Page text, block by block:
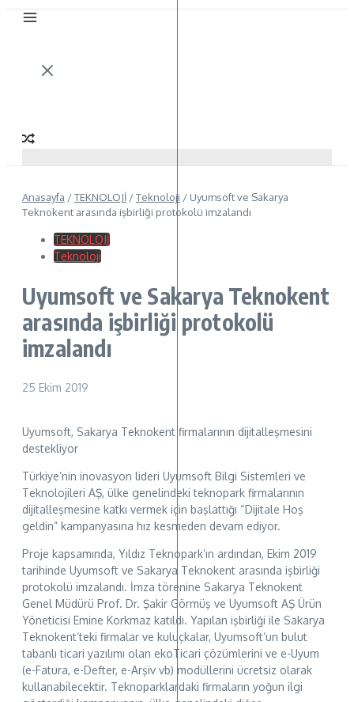
Anasayfa /TEKNOLOJİ /Teknoloji / Uyumsoft ve Sakarya
Teknokent arasında işbirliği protokolü imzalandı
TEKNOLOJİ
Teknoloji
Uyumsoft ve Sakarya Teknokent
arasında işbirliği protokolü
imzalandı
25 Ekim 2019
Uyumsoft, Sakarya Teknokent firmalarının dijitalleşmesini
destekliyor
Türkiye’nin inovasyon lideri Uyumsoft Bilgi Sistemleri ve
Teknolojileri AŞ, ülke genelindeki teknopark firmalarının
dijitalleşmesine katkı vermek için başlattığı “Dijitale Hoş
geldin” kampanyasına hız kesmeden devam ediyor.
Proje kapsamında, Yıldız Teknopark’ın ardından, Ekim 2019
tarihinde Uyumsoft ve Sakarya Teknokent arasında işbirliği
protokolü imzalandı. İmza törenine Sakarya Teknokent
Genel Müdürü Prof. Dr. Şakir Görmüş ve Uyumsoft AŞ Ürün
Yöneticisi Emine Korkmaz katıldı. Yapılan işbirliği ile Sakarya
Teknokent’teki firmalar ve kuluçkalar, Uyumsoft’un bulut
tabanlı ticari yazılımı olan ekoTicari çözümlerini ve e-Uyum
(e-Fatura, e-Defter, e-Arşiv vb) modüllerini ücretsiz olarak
kullanabilecektir. Teknoparklardaki firmaların yoğun ilgi